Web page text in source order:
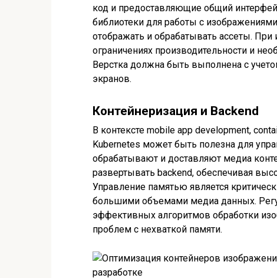
код и предоставляющие общий
библиотеки для работы с
отображать и обрабатывать ассеты.
ограничениях производительности и
Верстка должна быть выполнена с
экранов.
Контейнеризация и Backend
В контексте mobile app development,
Kubernetes может быть полезна для
обрабатывают и доставляют медиа
развертывать backend, обеспечивая
Управление памятью является
большими объемами медиа данных.
эффективных алгоритмов обработки
проблем с нехваткой памяти.